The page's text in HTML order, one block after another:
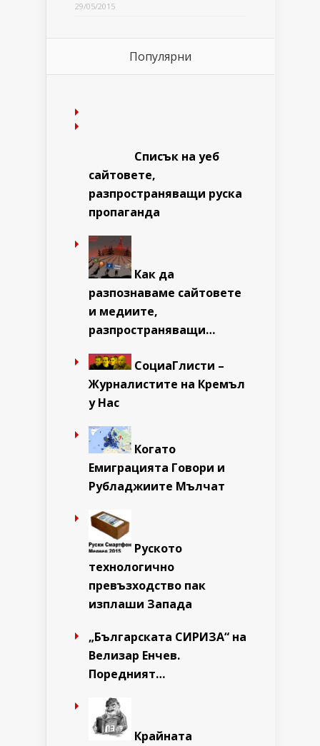
29/05/2015
Популярни
Списък на уеб
сайтовете,
разпространяващи руска
пропаганда
Как да
разпознаваме сайтовете
и медиите,
разпространяващи…
СоциаГлисти –
Журналистите на Кремъл
у Нас
Когато
Емиграцията Говори и
Рубладжиите Мълчат
Руското
технологично
превъзходство пак
изплаши Запада
„Българската СИРИЗА“ на
Велизар Енчев.
Поредният…
Крайната